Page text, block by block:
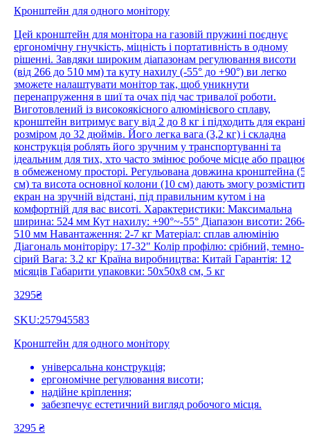
Кронштейн для одного монітору
Цей кронштейн для монітора на газовій пружині поєднує
ергономічну гнучкість, міцність і портативність в одному
рішенні. Завдяки широким діапазонам регулювання висоти
(від 266 до 510 мм) та куту нахилу (-55° до +90°) ви легко
зможете налаштувати монітор так, щоб уникнути
перенапруження в шиї та очах під час тривалої роботи.
Виготовлений із високоякісного алюмінієвого сплаву,
кронштейн витримує вагу від 2 до 8 кг і підходить для екранів
розміром до 32 дюймів. Його легка вага (3,2 кг) і складна
конструкція роблять його зручним у транспортуванні та
ідеальним для тих, хто часто змінює робоче місце або працює
в обмеженому просторі. Регульована довжина кронштейна
см) та висота основної колони (10 см) дають змогу розмістити
екран на зручній відстані, під правильним кутом і на
комфортній для вас висоті. Характеристики: Максимальна
ширина: 524 мм Кут нахилу: +90°~-55° Діапазон висоти: 266-
510 мм Навантаження: 2-7 кг Матеріал: сплав алюмінію
Діагональ моніторіру: 17-32" Колір профілю: срібний, темно-
сірий Вага: 3.2 кг Країна виробництва: Китай Гарантія: 12
місяців Габарити упаковки: 50х50х8 см, 5 кг
3295₴
SKU:257945583
Кронштейн для одного монітору
універсальна конструкція;
ергономічне регулювання висоти;
надійне кріплення;
забезпечує естетичний вигляд робочого місця.
3295 ₴